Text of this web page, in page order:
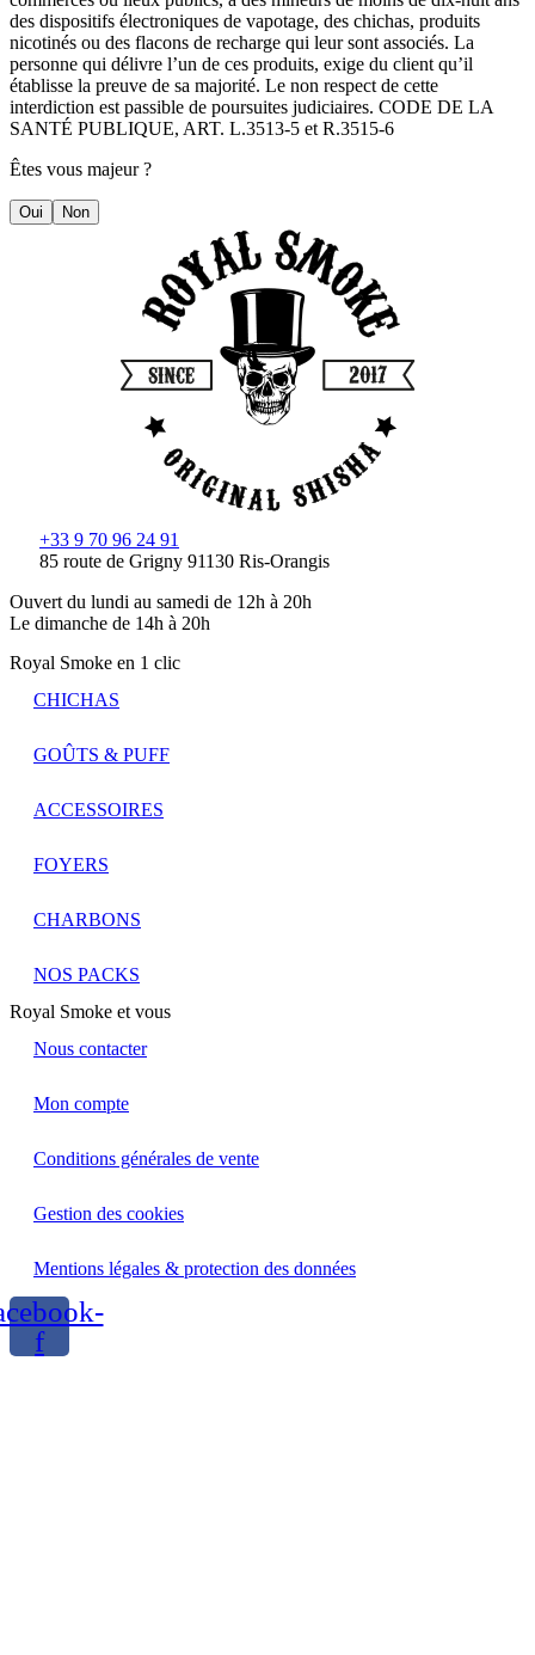
des dispositifs électroniques de vapotage, des chichas, produits
nicotinés ou des flacons de recharge qui leur sont associés. La
personne qui délivre l’un de ces produits, exige du client qu’il
établisse la preuve de sa majorité. Le non respect de cette
interdiction est passible de poursuites judiciaires. CODE DE LA
SANTÉ PUBLIQUE, ART. L.3513-5 et R.3515-6
Êtes vous majeur ?
Oui Non
+33 9 70 96 24 91
85 route de Grigny 91130 Ris-Orangis
Ouvert du lundi au samedi de 12h à 20h
Le dimanche de 14h à 20h
Royal Smoke en 1 clic
CHICHAS
GOÛTS & PUFF
ACCESSOIRES
FOYERS
CHARBONS
NOS PACKS
Royal Smoke et vous
Nous contacter
Mon compte
Conditions générales de vente
Gestion des cookies
Mentions légales & protection des données
f